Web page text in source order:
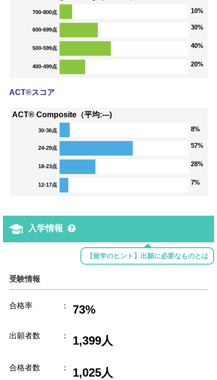
700-800点 10%
600-699点 30%
500-599点 40%
400-499点 20%
ACT®スコア
ACT® Composite（平均:---)
30-36点 8%
24-29点 57%
18-23点 28%
12-17点 7%
入学情報
【留学のヒント】出願に必要なものとは
受験情報
合格率 ： 73%
出願者数 ： 1,399人
合格者数 ： 1,025人